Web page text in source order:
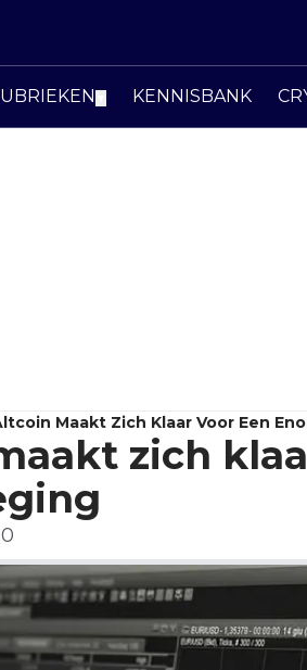
KENNISBANK
Maakt Zich Klaar Voor Een
zich